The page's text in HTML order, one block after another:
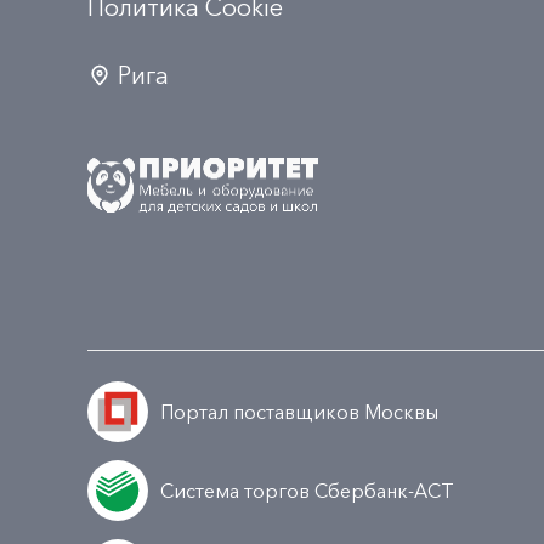
Политика Сookie
Рига
Портал поставщиков Москвы
Система торгов Сбербанк-АСТ